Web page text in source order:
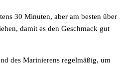
30 Minuten, aber am besten über
damit es den Geschmack gut
des Marinierens regelmäßig, um